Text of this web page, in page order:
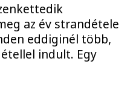
az év strandétele
eddiginél több,
indult. Egy